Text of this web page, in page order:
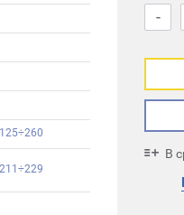
-
В